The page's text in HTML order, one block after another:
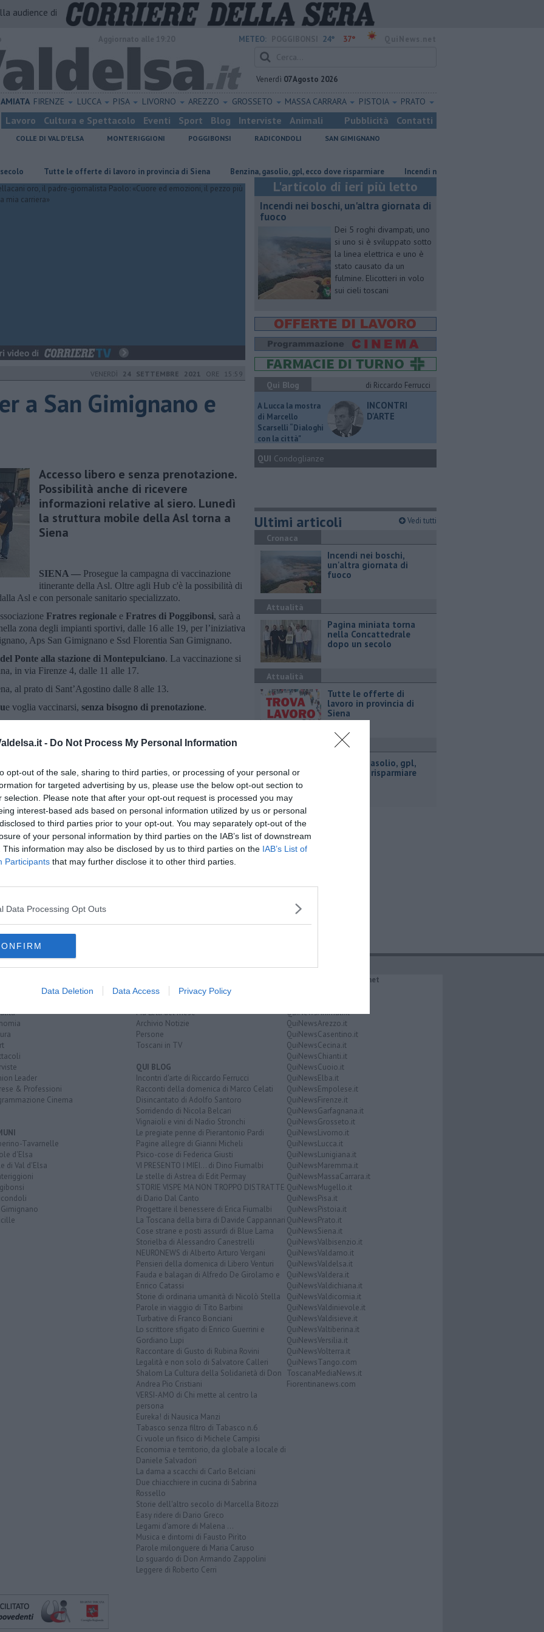
- Do Not Process My Personal Information
opt-out of the sale, sharing to third parties, or processing of your personal or
for targeted advertising by us, please use the below opt-out section to
selection. Please note that after your opt-out request is processed you may
interest-based ads based on personal information utilized by us or personal
to third parties prior to your opt-out. You may separately opt-out of the
of your personal information by third parties on the IAB’s list of downstream
This information may also be disclosed by us to third parties on the IAB’s List of
Participants that may further disclose it to other third parties.
Data Processing Opt Outs
Data Deletion Data Access Privacy Policy
audience di
METEO: 24° 37°
Venerdì 07 Agosto 2026
AMIATA FIRENZE LUCCA PISA LIVORNO AREZZO GROSSETO MASSA CARRARA PISTOIA PRATO
Lavoro Cultura e Spettacolo Eventi Sport Blog Interviste Animali Pubblicità Contatti
COLLE DI VAL D'ELSA MONTERIGGIONI POGGIBONSI RADICONDOLI
SAN GIMIGNANO
​Tutte le offerte di lavoro in provincia di Siena ​Benzina, gasolio, gpl, ecco dove risparmiare Incendi nei boschi, un'altra giornata di fuoco
VENERDÌ 24 SETTEMBRE 2021 ORE 15:59
a San Gimignano e
Accesso libero e senza prenotazione.
Possibilità anche di ricevere
informazioni relative al siero. Lunedì
la struttura mobile della Asl torna a
Siena
SIENA — Prosegue la campagna di vaccinazione
itinerante della Asl. Oltre agli Hub c'è la possibilità di
Asl e con personale sanitario specializzato.
Fratres regionale e Fratres di Poggibonsi, sarà a
zona degli impianti sportivi, dalle 16 alle 19, per l’iniziativa
Aps San Gimignano e Ssd Florentia San Gimignano.
Ponte alla stazione di Montepulciano. La vaccinazione si
in via Firenze 4, dalle 11 alle 17.
al prato di Sant’Agostino dalle 8 alle 13.
e voglia vaccinarsi, senza bisogno di prenotazione.
iscriviti allaNewsletter QUInews - ToscanaMedia.
nella tua casella di posta.
settimanale
stazione di montepulciano
L'articolo di ieri più letto
Incendi nei boschi, un'altra giornata di
fuoco
Dei 5 roghi divampati, uno
si uno si è sviluppato sotto
la linea elettrica e uno è
stato causato da un
fulmine. Elicotteri in volo
sui cieli toscani
Qui Blog
di Riccardo Ferrucci
A Lucca la mostra
di Marcello
Scarselli “Dialoghi
con la città"
INCONTRI
D'ARTE
QUI Condoglianze
Ultimi articoli Vedi tutti
Cronaca
Incendi nei boschi,
un'altra giornata di
fuoco
Attualità
Pagina miniata torna
nella Concattedrale
dopo un secolo
Attualità
​Tutte le offerte di
lavoro in provincia di
Siena
​Benzina, gasolio, gpl,
ecco dove risparmiare
Leader
& Professioni
Cinema
Tavarnelle
d'Elsa
di Val d'Elsa
Gimignano
Le notizie di oggi
Più Letti del mese
Archivio Notizie
Persone
Toscani in TV
QUI BLOG
Incontri d'arte di Riccardo Ferrucci
Racconti della domenica di Marco Celati
Disincantato di Adolfo Santoro
Sorridendo di Nicola Belcari
Vignaioli e vini di Nadio Stronchi
Le pregiate penne di Pierantonio Pardi
Pagine allegre di Gianni Micheli
Psico-cose di Federica Giusti
VI PRESENTO I MIEI... di Dino Fiumalbi
Le stelle di Astrea di Edit Permay
STORIE VISPE MA NON TROPPO DISTRATTE
di Dario Dal Canto
Progettare il benessere di Erica Fiumalbi
La Toscana della birra di Davide Cappannari
Cose strane e posti assurdi di Blue Lama
Storielba di Alessandro Canestrelli
NEURONEWS di Alberto Arturo Vergani
Pensieri della domenica di Libero Venturi
Fauda e balagan di Alfredo De Girolamo e
Enrico Catassi
Storie di ordinaria umanità di Nicolò Stella
Parole in viaggio di Tito Barbini
Turbative di Franco Bonciani
Lo scrittore sfigato di Enrico Guerrini e
Gordiano Lupi
Raccontare di Gusto di Rubina Rovini
Legalità e non solo di Salvatore Calleri
Shalom La Cultura della Solidarietà di Don
Andrea Pio Cristiani
VERSI-AMO di Chi mette al centro la
persona
Eureka! di Nausica Manzi
Tabasco senza filtro di Tabasco n.6
Ci vuole un fisico di Michele Campisi
Economia e territorio, da globale a locale di
Daniele Salvadori
La dama a scacchi di Carlo Belciani
Due chiacchiere in cucina di Sabrina
Rossello
Storie dell'altro secolo di Marcella Bitozzi
Easy ridere di Dario Greco
Legami d'amore di Malena ...
Musica e dintorni di Fausto Pirìto
Parole milonguere di Maria Caruso
Lo sguardo di Don Armando Zappolini
Leggere di Roberto Cerri
IL NETWORK QuiNews.net
QuiNewsAnimali.it
QuiNewsArezzo.it
QuiNewsCasentino.it
QuiNewsCecina.it
QuiNewsChianti.it
QuiNewsCuoio.it
QuiNewsElba.it
QuiNewsEmpolese.it
QuiNewsFirenze.it
QuiNewsGarfagnana.it
QuiNewsGrosseto.it
QuiNewsLivorno.it
QuiNewsLucca.it
QuiNewsLunigiana.it
QuiNewsMaremma.it
QuiNewsMassaCarrara.it
QuiNewsMugello.it
QuiNewsPisa.it
QuiNewsPistoia.it
QuiNewsPrato.it
QuiNewsSiena.it
QuiNewsValbisenzio.it
QuiNewsValdarno.it
QuiNewsValdelsa.it
QuiNewsValdera.it
QuiNewsValdichiana.it
QuiNewsValdicornia.it
QuiNewsValdinievole.it
QuiNewsValdisieve.it
QuiNewsValtiberina.it
QuiNewsVersilia.it
QuiNewsVolterra.it
QuiNewsTango.com
ToscanaMediaNews.it
Fiorentinanews.com